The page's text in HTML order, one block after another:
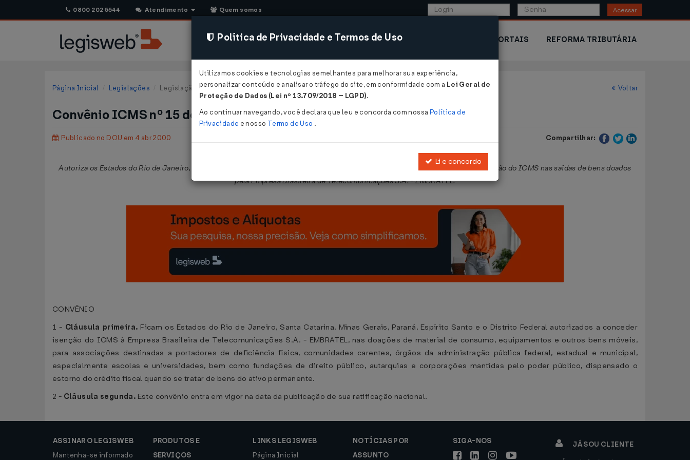
0800 202 5544 Atendimento Quem somos Acessar
CONSULTORIA SISTEMAS COMÉRCIO EXTERIOR PORTAIS REFORMA TRIBUTÁRIA
Página Inicial Legislações Legislação Federal Voltar
Convênio ICMS nº 15 de 24/03/2000
Publicado no DOU em 4 abr 2000 Compartilhar:
Autoriza os Estados do Rio de Janeiro, Santa Catarina, Minas Gerais, Paraná, Espírito Santo e o Distrito Federal a conceder isenção do ICMS nas saídas de bens doados
pela Empresa Brasileira de Telecomunicações S.A. - EMBRATEL.
CONVÊNIO
1 - Cláusula primeira. Ficam os Estados do Rio de Janeiro, Santa Catarina, Minas Gerais, Paraná, Espírito Santo e o Distrito Federal autorizados a conceder
isenção do ICMS à Empresa Brasileira de Telecomunicações S.A. - EMBRATEL, nas doações de material de consumo, equipamentos e outros bens móveis,
para associações destinadas a portadores de deficiência física, comunidades carentes, órgãos da administração pública federal, estadual e municipal,
especialmente escolas e universidades, bem como fundações de direito público, autarquias e corporações mantidas pelo poder público, dispensado o
estorno do crédito fiscal quando se tratar de bens do ativo permanente.
2 - Cláusula segunda. Este convênio entra em vigor na data da publicação de sua ratificação nacional.
ASSINAR O LEGISWEB
Mantenha-se informado
PRODUTOS E
SERVIÇOS
LINKS LEGISWEB
Página Inicial
NOTÍCIAS POR
ASSUNTO
SIGA-NOS JÁ SOU CLIENTE
Política de Privacidade e Termos de Uso
Utilizamos cookies e tecnologias semelhantes para melhorar sua experiência,
personalizar conteúdo e analisar o tráfego do site, em conformidade com a Lei Geral de
Proteção de Dados (Lei nº 13.709/2018 – LGPD).
Ao continuar navegando, você declara que leu e concorda com nossa Política de
Privacidade e nosso Termo de Uso .
Li e concordo